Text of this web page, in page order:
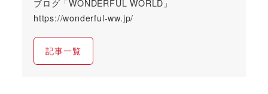
ブログ「WONDERFUL WORLD」
https://wonderful-ww.jp/
記事一覧